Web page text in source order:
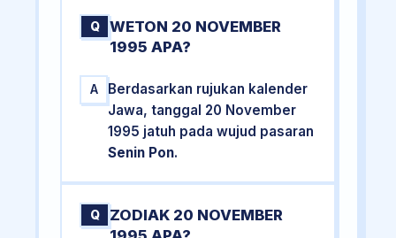
Q
WETON 20 NOVEMBER
1995 APA?
A
Berdasarkan rujukan kalender
Jawa, tanggal 20 November
1995 jatuh pada wujud pasaran
Senin Pon.
Q
ZODIAK 20 NOVEMBER